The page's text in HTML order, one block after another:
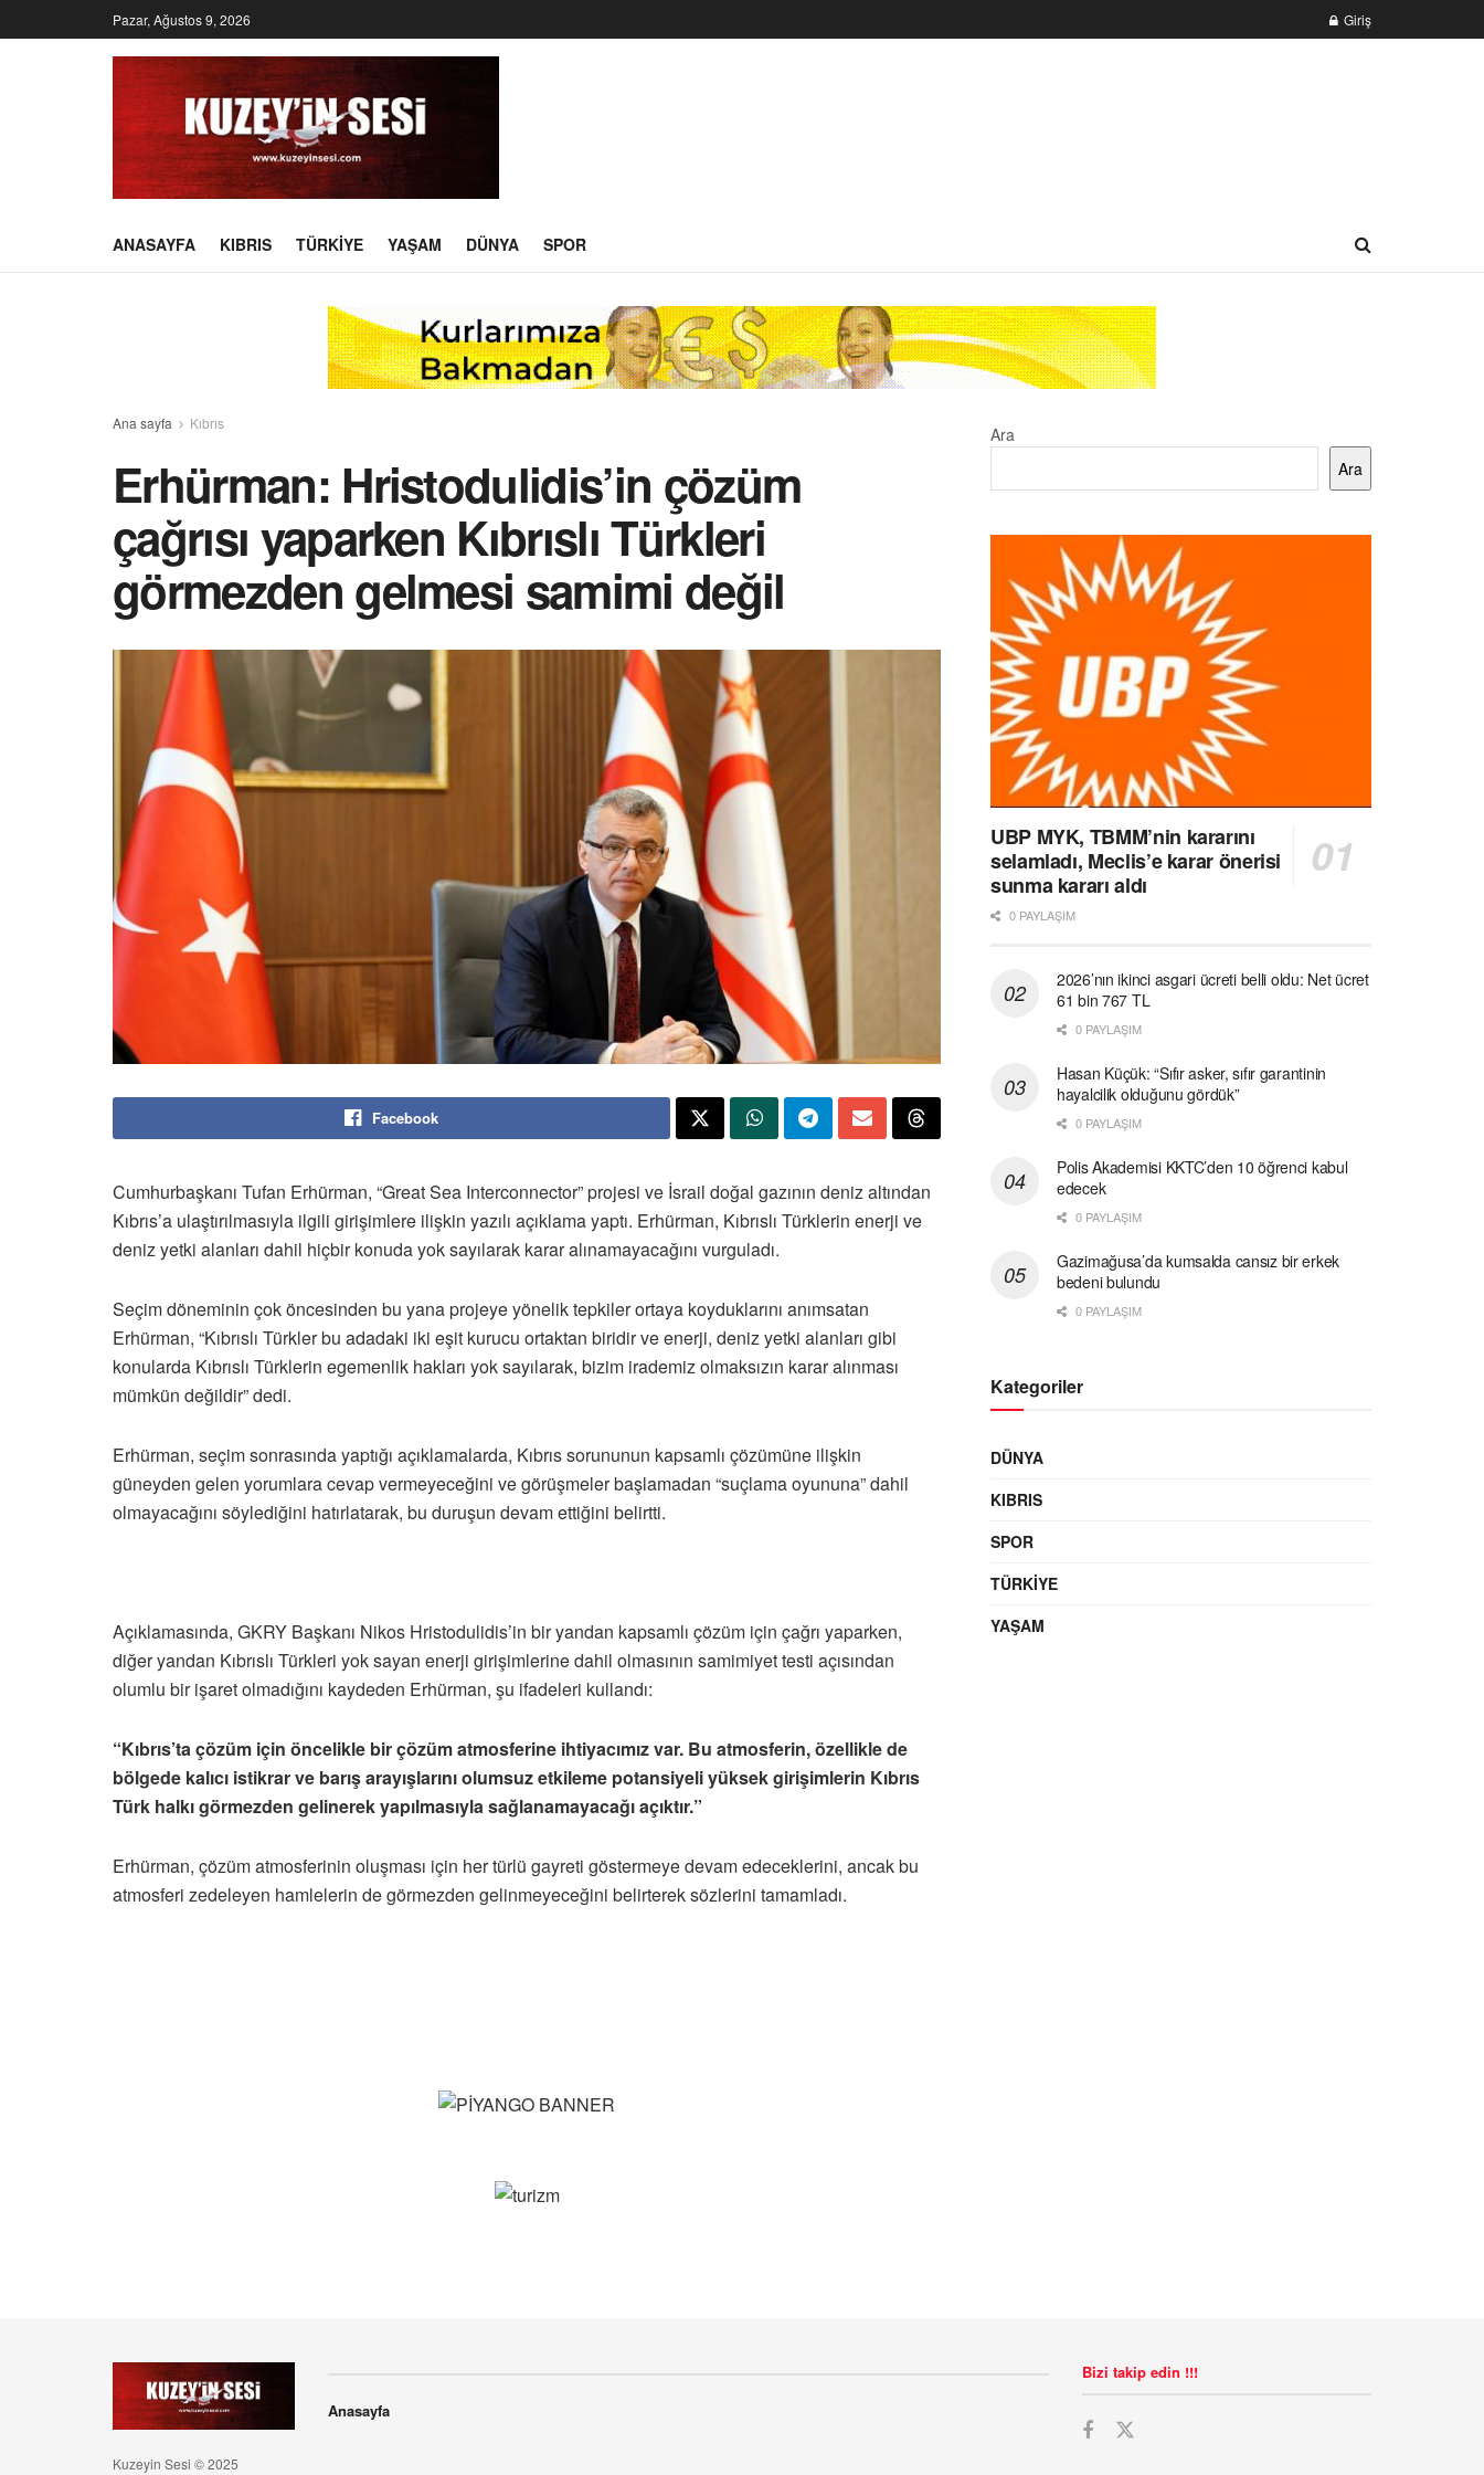
Pazar, Ağustos 9, 2026 Giriş
ANASAYFA KIBRIS TÜRKIYE YAŞAM DÜNYA SPOR
Ana sayfa Kıbrıs
Erhürman: Hristodulidis’in çözüm
çağrısı yaparken Kıbrıslı Türkleri
görmezden gelmesi samimi değil
Facebook
Cumhurbaşkanı Tufan Erhürman, “Great Sea Interconnector” projesi ve İsrail doğal gazının deniz altından
Kıbrıs’a ulaştırılmasıyla ilgili girişimlere ilişkin yazılı açıklama yaptı. Erhürman, Kıbrıslı Türklerin enerji ve
deniz yetki alanları dahil hiçbir konuda yok sayılarak karar alınamayacağını vurguladı.
Seçim döneminin çok öncesinden bu yana projeye yönelik tepkiler ortaya koyduklarını anımsatan
Erhürman, “Kıbrıslı Türkler bu adadaki iki eşit kurucu ortaktan biridir ve enerji, deniz yetki alanları gibi
konularda Kıbrıslı Türklerin egemenlik hakları yok sayılarak, bizim irademiz olmaksızın karar alınması
mümkün değildir” dedi.
Erhürman, seçim sonrasında yaptığı açıklamalarda, Kıbrıs sorununun kapsamlı çözümüne ilişkin
güneyden gelen yorumlara cevap vermeyeceğini ve görüşmeler başlamadan “suçlama oyununa” dahil
olmayacağını söylediğini hatırlatarak, bu duruşun devam ettiğini belirtti.
Açıklamasında, GKRY Başkanı Nikos Hristodulidis’in bir yandan kapsamlı çözüm için çağrı yaparken,
diğer yandan Kıbrıslı Türkleri yok sayan enerji girişimlerine dahil olmasının samimiyet testi açısından
olumlu bir işaret olmadığını kaydeden Erhürman, şu ifadeleri kullandı:
“Kıbrıs’ta çözüm için öncelikle bir çözüm atmosferine ihtiyacımız var. Bu atmosferin, özellikle de
bölgede kalıcı istikrar ve barış arayışlarını olumsuz etkileme potansiyeli yüksek girişimlerin Kıbrıs
Türk halkı görmezden gelinerek yapılmasıyla sağlanamayacağı açıktır.”
Erhürman, çözüm atmosferinin oluşması için her türlü gayreti göstermeye devam edeceklerini, ancak bu
atmosferi zedeleyen hamlelerin de görmezden gelinmeyeceğini belirterek sözlerini tamamladı.
Ara
Ara
UBP MYK, TBMM’nin kararını
selamladı, Meclis’e karar önerisi
sunma kararı aldı
0 PAYLAŞIM
2026’nın ikinci asgari ücreti belli oldu: Net ücret
61 bin 767 TL
0 PAYLAŞIM
Hasan Küçük: “Sıfır asker, sıfır garantinin
hayalcilik olduğunu gördük”
0 PAYLAŞIM
Polis Akademisi KKTC’den 10 öğrenci kabul
edecek
0 PAYLAŞIM
Gazimağusa’da kumsalda cansız bir erkek
bedeni bulundu
0 PAYLAŞIM
Kategoriler
DÜNYA
KIBRIS
SPOR
TÜRKIYE
YAŞAM
Kuzeyin Sesi © 2025
Anasayfa
Bizi takip edin !!!